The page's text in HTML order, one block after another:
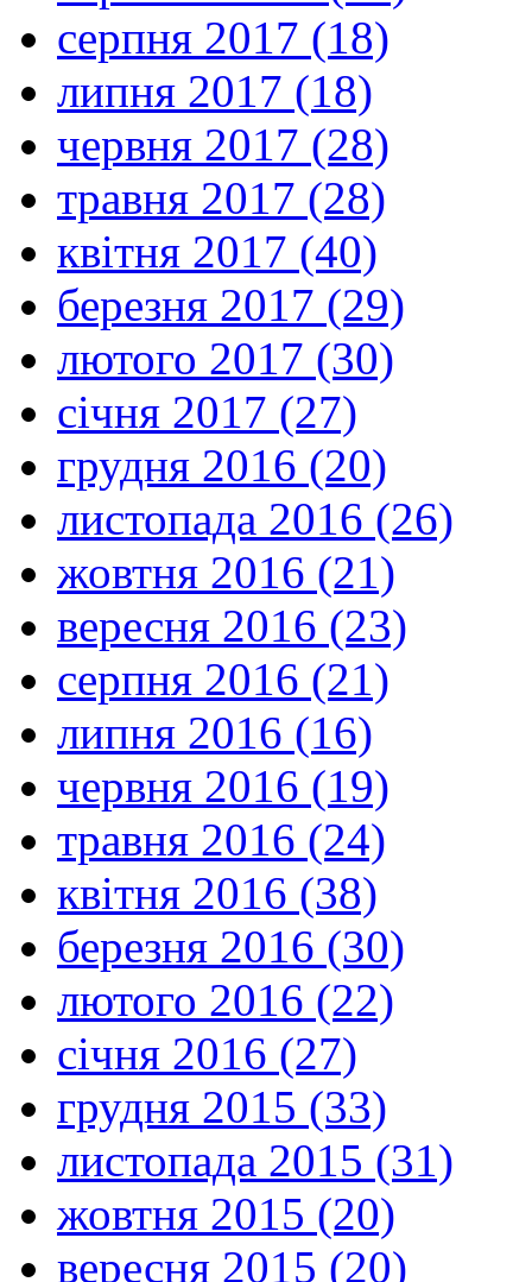
серпня 2017 (18)
липня 2017 (18)
червня 2017 (28)
травня 2017 (28)
квітня 2017 (40)
березня 2017 (29)
лютого 2017 (30)
січня 2017 (27)
грудня 2016 (20)
листопада 2016 (26)
жовтня 2016 (21)
вересня 2016 (23)
серпня 2016 (21)
липня 2016 (16)
червня 2016 (19)
травня 2016 (24)
квітня 2016 (38)
березня 2016 (30)
лютого 2016 (22)
січня 2016 (27)
грудня 2015 (33)
листопада 2015 (31)
жовтня 2015 (20)
вересня 2015 (20)